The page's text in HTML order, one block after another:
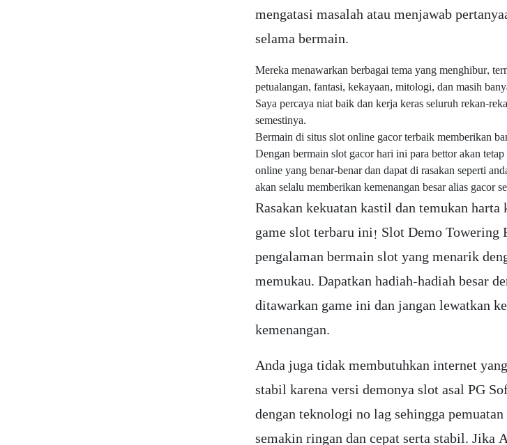
mengatasi masalah atau menjawab
selama bermain.
Mereka menawarkan berbagai tema yang menghibur,
petualangan, fantasi, kekayaan, mitologi, dan masih
Saya percaya niat baik dan kerja keras seluruh rekan-
semestinya.
Bermain di situs slot online gacor terbaik memberikan
Dengan bermain slot gacor hari ini para bettor akan
online yang benar-benar dan dapat di rasakan seperti
akan selalu memberikan kemenangan besar alias gacor
Rasakan kekuatan kastil dan temukan
game slot terbaru ini! Slot Demo Towering
pengalaman bermain slot yang menarik
memukau. Dapatkan hadiah-hadiah besar
ditawarkan game ini dan jangan lewatkan
kemenangan.
Anda juga tidak membutuhkan internet
stabil karena versi demonya slot asal PG
dengan teknologi no lag sehingga
semakin ringan dan cepat serta stabil. Jika